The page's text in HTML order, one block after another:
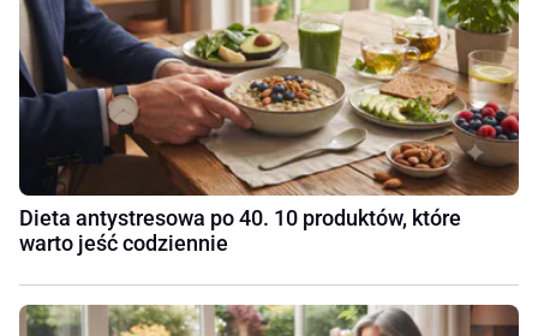
Dieta antystresowa po 40. 10 produktów, które
warto jeść codziennie